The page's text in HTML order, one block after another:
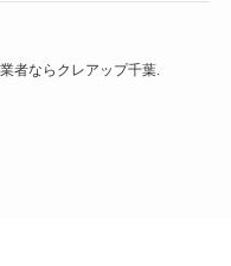
者ならクレアップ千葉.